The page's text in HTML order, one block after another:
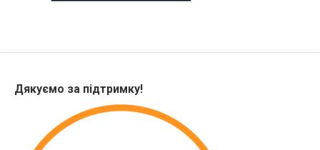
Дякуємо за підтримку!